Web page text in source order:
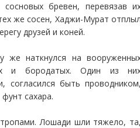
бревен, перевязав
же сосен, Хаджи-Мурат
друзей и коней.
же наткнулся на
и бородатых. Один из
согласился быть
сахара.
Лошади шли тяжело,